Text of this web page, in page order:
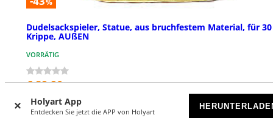
Holyart App
Entdecken Sie jetzt die APP von Holyart
Dudelsackspieler, Statue, aus bruchfestem Material, für
Krippe, AUßEN
VORRÄTIG
€ 89,90 € 159,00